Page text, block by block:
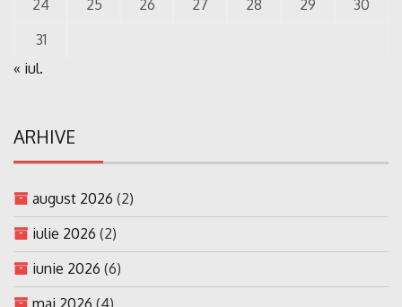
24
25 26 27 28 29
30
31
« iul.
ARHIVE
august 2026 (2)
iulie 2026 (2)
iunie 2026 (6)
mai 2026 (4)